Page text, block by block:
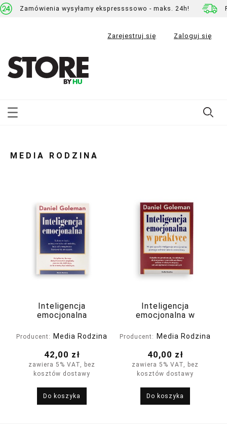
Zamówienia wysyłamy ekspressssowo - maks. 24h!
Zarejestruj się Zaloguj się
MEDIA RODZINA
Inteligencja
emocjonalna
Producent: Media Rodzina
42,00 zł
zawiera 5% VAT, bez
kosztów dostawy
Do koszyka
Inteligencja
emocjonalna w
wydanie
Producent: Media Rodzina
40,00 zł
zawiera 5% VAT, bez
kosztów dostawy
Do koszyka